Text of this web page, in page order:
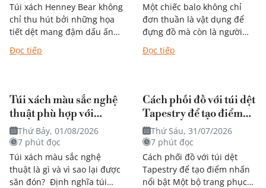
Túi xách Henney Bear không
chỉ thu hút bởi những họa
tiết dệt mang đậm dấu ấn
kết hợp với...
Đọc tiếp
Một chiếc balo không chỉ
đơn thuần là vật dụng để
đựng đồ mà còn là người
chặng đường học tập,...
Đọc tiếp
Túi xách màu sắc nghệ
thuật phù hợp với
phong cách nào?
Thứ Bảy, 01/08/2026
7 phút đọc
Túi xách màu sắc nghệ
thuật là gì và vì sao lại được
săn đón? Định nghĩa túi
Cách phối đồ với túi dệt
Tapestry để tạo điểm
nhấn nổi bật
Thứ Sáu, 31/07/2026
7 phút đọc
Cách phối đồ với túi dệt
Tapestry để tạo điểm nhấn
nổi bật Một bộ trang phục